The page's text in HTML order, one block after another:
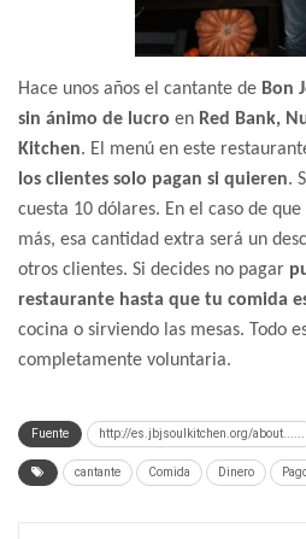
Hace unos años el cantante de Bon
sin ánimo de lucro en Red Bank,
Kitchen. El menú en este
los clientes solo pagan si quieren.
cuesta 10 dólares. En el caso de
más, esa cantidad extra será un
otros clientes. Si decides no pagar
restaurante hasta que tu comida
cocina o sirviendo las mesas. Todo
completamente voluntaria.
Fuente http://es.jbjsoulkitchen.org/about......
cantante Comida Dinero